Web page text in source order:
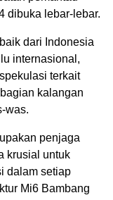
dibuka lebar-lebar.
dari Indonesia
internasional,
terkait
kalangan
was.
penjaga
krusial untuk
dalam setiap
Mi6 Bambang